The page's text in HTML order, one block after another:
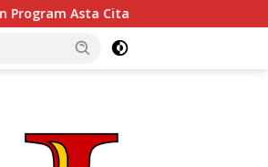
Gibran